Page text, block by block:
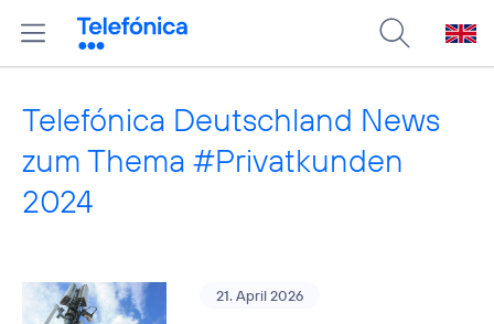
Telefónica Deutschland News
zum Thema #Privatkunden
2024
21. April 2026